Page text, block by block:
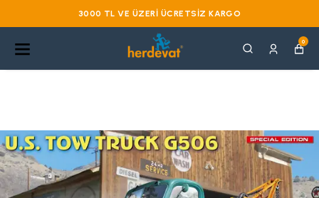
3000 TL VE ÜZERI ÜCRETSIZ KARGO
0